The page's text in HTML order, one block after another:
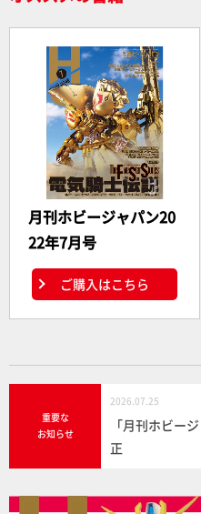
月刊ホビージャパン20
22年7月号
ご購入はこちら
重要な
お知らせ
2026.07.25
「月刊ホビー
正